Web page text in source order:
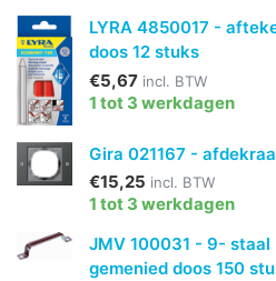
LYRA 4850017 -
doos 12 stuks
€5,67 incl. BTW
1 tot 3 werkdagen
Gira 021167 -
€15,25 incl. BTW
1 tot 3 werkdagen
JMV 100031 - 9- staal
gemenied doos 150